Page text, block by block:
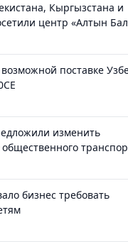
Кыргызстана и
центр «Алтын
поставке
изменить
бизнес требовать